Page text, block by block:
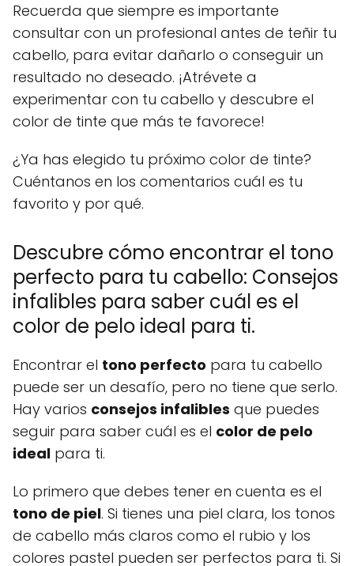
Recuerda que siempre es importante
consultar con un profesional antes de teñir tu
cabello, para evitar dañarlo o conseguir un
resultado no deseado. ¡Atrévete a
experimentar con tu cabello y descubre el
color de tinte que más te favorece!
¿Ya has elegido tu próximo color de tinte?
Cuéntanos en los comentarios cuál es tu
favorito y por qué.
Descubre cómo encontrar el tono
perfecto para tu cabello: Consejos
infalibles para saber cuál es el
color de pelo ideal para ti.
Encontrar el tono perfecto para tu cabello
puede ser un desafío, pero no tiene que serlo.
Hay varios consejos infalibles que puedes
seguir para saber cuál es el color de pelo
ideal para ti.
Lo primero que debes tener en cuenta es el
tono de piel. Si tienes una piel clara, los tonos
de cabello más claros como el rubio y los
colores pastel pueden ser perfectos para ti. Si